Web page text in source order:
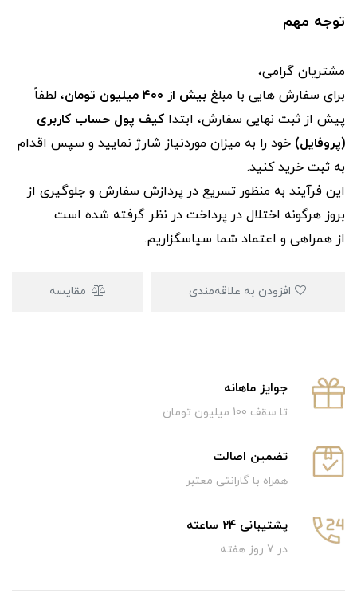
توجه مهم
مشتریان گرامی،
برای سفارش‌ هایی با مبلغ بیش از ۴۰۰ میلیون تومان
، لطفاً
پیش از ثبت نهایی سفارش، ابتدا کیف پول حساب کاربری
(پروفایل) خود را به میزان موردنیاز شارژ نمایید و سپس اقدام
به ثبت خرید کنید.
این فرآیند به‌ منظور تسریع در پردازش سفارش و جلوگیری از
بروز هرگونه اختلال در پرداخت در نظر گرفته شده است.
از همراهی و اعتماد شما سپاسگزاریم.
مقایسه
جوایز ماهانه
تا سقف 100 میلیون تومان
تضمین اصالت
همراه با گارانتی معتبر
پشتیبانی 24 ساعته
در 7 روز هفته